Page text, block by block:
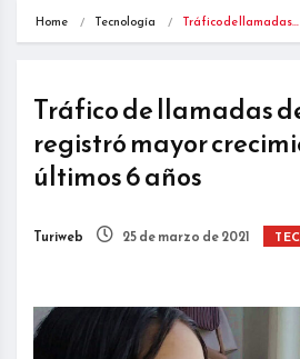
Home Tecnología Tráfico de llamadas…
Tráfico de llamadas
registró mayor
últimos 6 años
Turiweb 25 de marzo de 2021